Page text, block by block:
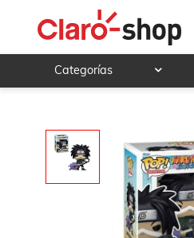
Categorías
Videojuegos
Hogar y jardín
Deportes y ocio
Animales y mascotas
Ferretería y autos